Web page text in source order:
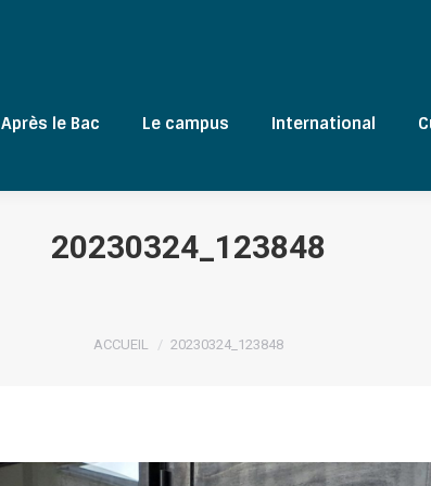
Après le Bac Le campus International
20230324_123848
Vous êtes ici :
ACCUEIL 20230324_123848